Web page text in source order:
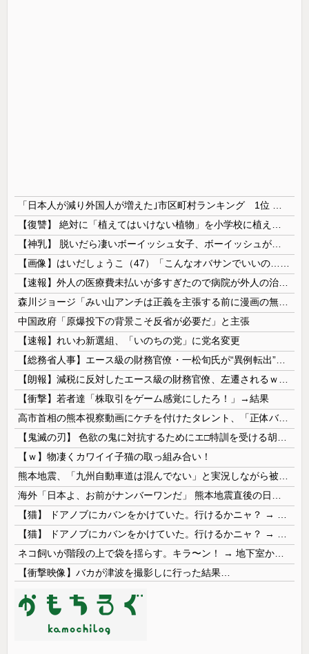
中国政府「原爆投下の背景こそ反省が必要だ」と主張
【速報】れいわ新選組、「いのちの党」に党名変更
【衝撃】若者達「株取引をゲーム感覚にしたろ！」→結果
高市首相の熊本視察動画にケチを付けたタレント、「正体バレバレよな」と黒電話の呼び方であっさりと……
【ｗ】物凄くカワイイ子猫の取っ組み合い！
【衝撃映像】バカが津波を撮影しに行った結果…